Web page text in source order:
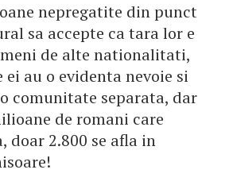
nepregatite din punct
sa accepte ca tara lor e
de alte nationalitati,
ei au o evidenta nevoie si
comunitate separata, dar
de romani care
doar 2.800 se afla in